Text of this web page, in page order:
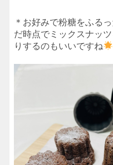
＊お好みで粉糖をふる
だ時点でミックスナッ
りするのもいいですね